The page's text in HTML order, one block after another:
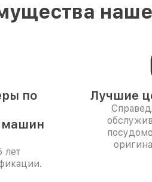
по
машин
лет
Лучшие